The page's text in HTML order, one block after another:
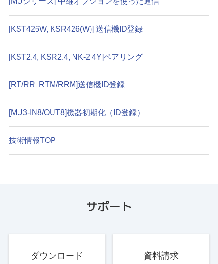
[KST426W, KSR426(W)] 送信機ID登録
[KST2.4, KSR2.4, NK-2.4Y]ペアリング
[RT/RR, RTM/RRM]送信機ID登録
[MU3-IN8/OUT8]機器初期化（ID登録）
技術情報TOP
サポート
ダウンロード 資料請求